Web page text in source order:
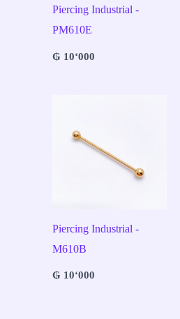
Piercing Industrial -
PM610E
₲10‘000
Piercing Industrial -
M610B
₲10‘000